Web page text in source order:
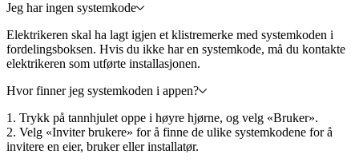
Jeg har ingen systemkode
Elektrikeren skal ha lagt igjen et klistremerke med systemkoden i
fordelingsboksen. Hvis du ikke har en systemkode, må du kontakte
elektrikeren som utførte installasjonen.
Hvor finner jeg systemkoden i appen?
1. Trykk på tannhjulet oppe i høyre hjørne, og velg «Bruker».
2. Velg «Inviter brukere» for å finne de ulike systemkodene for å
invitere en eier, bruker eller installatør.